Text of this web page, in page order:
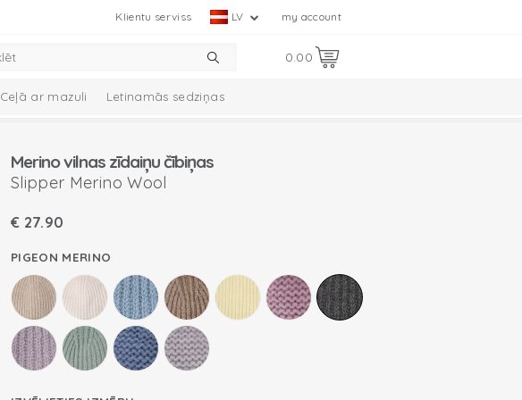
my account
LV
Klientu serviss
0.00
Ceļā ar mazuli Letinamās sedziņas
Merino vilnas zīdaiņu čībiņas
Slipper Merino Wool
€ 27.90
PIGEON MERINO